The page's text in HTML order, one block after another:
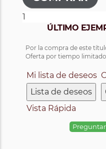
ÚLTIMO
Por la compra de este
Oferta por tiempo
Mi lista de deseos
Lista de deseos
Vista Rápida